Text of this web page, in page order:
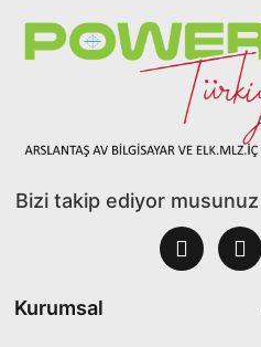
Bizi takip ediyor musunuz
Kurumsal